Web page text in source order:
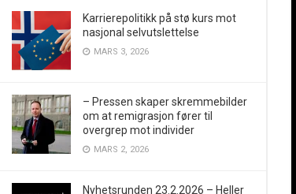
Karrierepolitikk på stø kurs mot
nasjonal selvutslettelse
MARS 3, 2026
– Pressen skaper skremmebilder
om at remigrasjon fører til
overgrep mot individer
MARS 2, 2026
Nyhetsrunden 23.2.2026 – Heller